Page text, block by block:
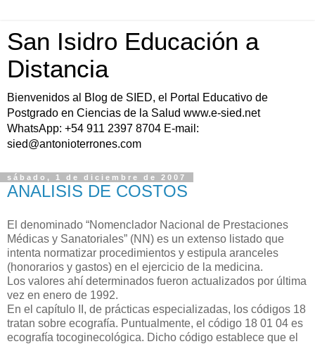
San Isidro Educación a
Distancia
Bienvenidos al Blog de SIED, el Portal Educativo de
Postgrado en Ciencias de la Salud www.e-sied.net
WhatsApp: +54 911 2397 8704 E-mail:
sied@antonioterrones.com
sábado, 1 de diciembre de 2007
ANALISIS DE COSTOS
El denominado “Nomenclador Nacional de Prestaciones
Médicas y Sanatoriales” (NN) es un extenso listado que
intenta normatizar procedimientos y estipula aranceles
(honorarios y gastos) en el ejercicio de la medicina.
Los valores ahí determinados fueron actualizados por última
vez en enero de 1992.
En el capítulo II, de prácticas especializadas, los códigos 18
tratan sobre ecografía. Puntualmente, el código 18 01 04 es
ecografía tocoginecológica. Dicho código establece que el